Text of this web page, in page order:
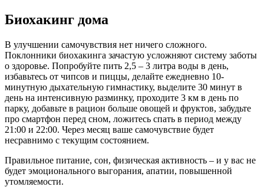
Биохакинг дома
В улучшении самочувствия нет ничего сложного.
Поклонники биохакинга зачастую усложняют систему заботы
о здоровье. Попробуйте пить 2,5 – 3 литра воды в день,
избавьтесь от чипсов и пиццы, делайте ежедневно 10-
минутную дыхательную гимнастику, выделите 30 минут в
день на интенсивную разминку, проходите 3 км в день по
парку, добавьте в рацион больше овощей и фруктов, забудьте
про смартфон перед сном, ложитесь спать в период между
21:00 и 22:00. Через месяц ваше самочувствие будет
несравнимо с текущим состоянием.
Правильное питание, сон, физическая активность – и у вас не
будет эмоционального выгорания, апатии, повышенной
утомляемости.